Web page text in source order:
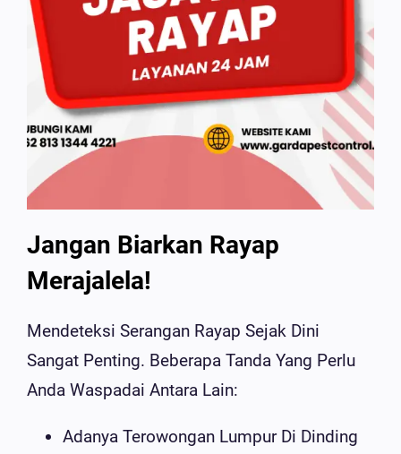
Jangan Biarkan Rayap
Merajalela!
Mendeteksi Serangan Rayap Sejak Dini
Sangat Penting. Beberapa Tanda Yang Perlu
Anda Waspadai Antara Lain:
Adanya Terowongan Lumpur Di Dinding